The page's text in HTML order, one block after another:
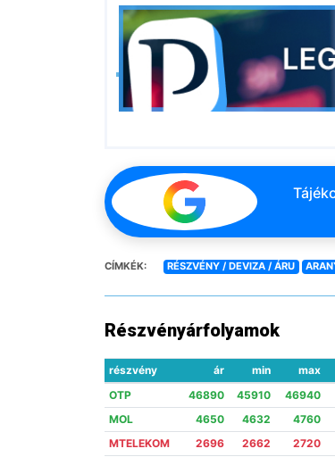
CÍMKÉK: RÉSZVÉNY / DEVIZA / ÁRU
Részvényárfolyamok
részvény ár min max
OTP
46890 45910 46940
MOL
4650 4632 4760
MTELEKOM
2696 2662 2720